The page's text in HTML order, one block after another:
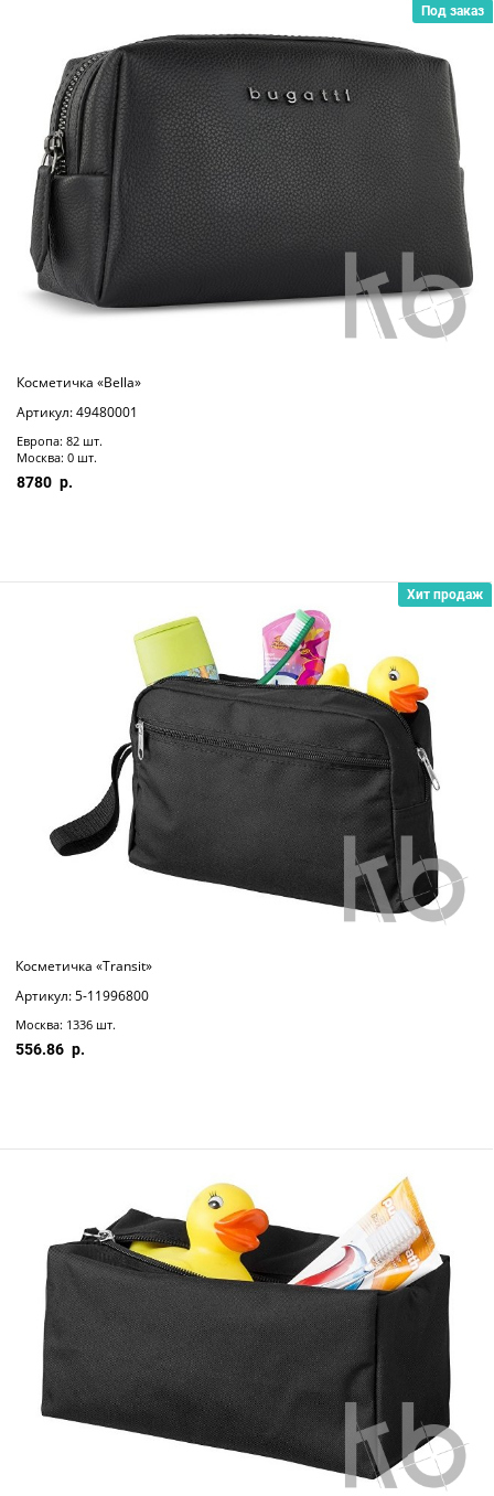
Под заказ
Косметичка «Bella»
Артикул: 49480001
Европа: 82 шт.
Москва: 0 шт.
8780
Хит продаж
Косметичка «Transit»
Артикул: 5-11996800
Москва: 1336 шт.
556.86